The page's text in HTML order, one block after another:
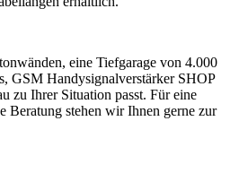
eine Tiefgarage von 4.000
GSM Handysignalverstärker SHOP
zu Ihrer Situation passt. Für eine
Beratung stehen wir Ihnen gerne zur